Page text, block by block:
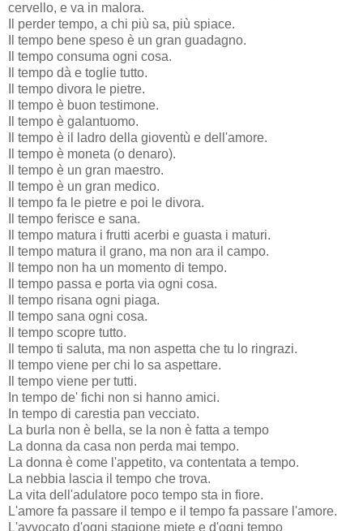
cervello, e va in malora.
Il perder tempo, a chi più sa, più spiace.
Il tempo bene speso è un gran guadagno.
Il tempo consuma ogni cosa.
Il tempo dà e toglie tutto.
Il tempo divora le pietre.
Il tempo è buon testimone.
Il tempo è galantuomo.
Il tempo è il ladro della gioventù e dell'amore.
Il tempo è moneta (o denaro).
Il tempo è un gran maestro.
Il tempo è un gran medico.
Il tempo fa le pietre e poi le divora.
Il tempo ferisce e sana.
Il tempo matura i frutti acerbi e guasta i maturi.
Il tempo matura il grano, ma non ara il campo.
Il tempo non ha un momento di tempo.
Il tempo passa e porta via ogni cosa.
Il tempo risana ogni piaga.
Il tempo sana ogni cosa.
Il tempo scopre tutto.
Il tempo ti saluta, ma non aspetta che tu lo ringrazi.
Il tempo viene per chi lo sa aspettare.
Il tempo viene per tutti.
In tempo de' fichi non si hanno amici.
In tempo di carestia pan vecciato.
La burla non è bella, se la non è fatta a tempo
La donna da casa non perda mai tempo.
La donna è come l'appetito, va contentata a tempo.
La nebbia lascia il tempo che trova.
La vita dell'adulatore poco tempo sta in fiore.
L'amore fa passare il tempo e il tempo fa passare l'amore.
L'avvocato d'ogni stagione miete e d'ogni tempo